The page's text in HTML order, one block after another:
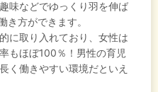
味などでゆっくり羽を伸ば
方ができます。
に取り入れており、女性は
もほぼ100％！男性の育児
く働きやすい環境だといえ